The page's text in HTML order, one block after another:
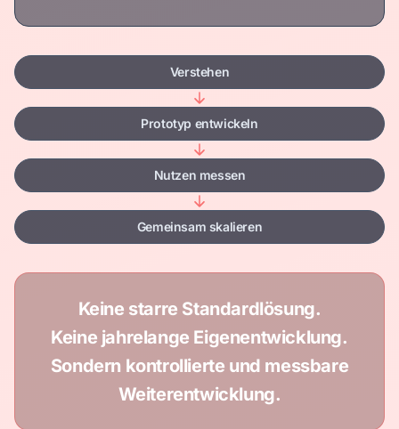
Verstehen
Prototyp entwickeln
Nutzen messen
Gemeinsam skalieren
Keine starre Standardlösung.
Keine jahrelange Eigenentwicklung.
Sondern kontrollierte und messbare
Weiterentwicklung.